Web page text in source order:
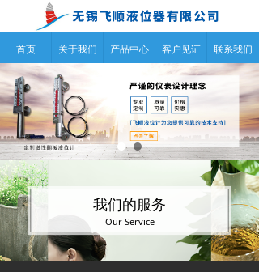
首页 关于我们 产品中心 客户见证 联系我们
我们的服务
Our Service